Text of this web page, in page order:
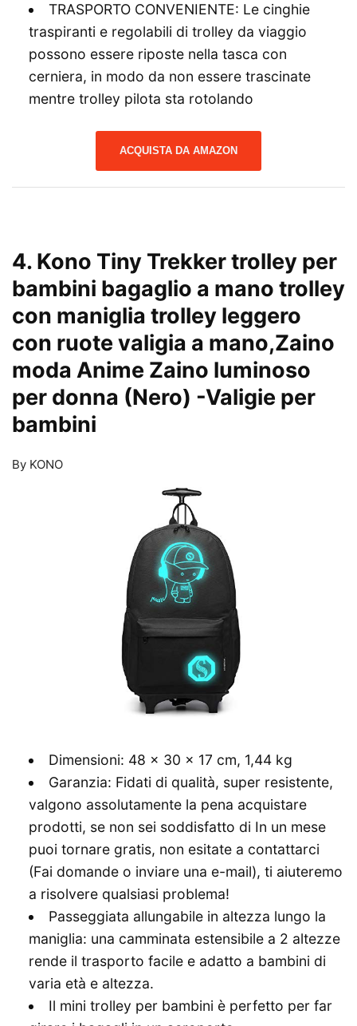
TRASPORTO CONVENIENTE: Le cinghie
traspiranti e regolabili di trolley da viaggio
possono essere riposte nella tasca con
cerniera, in modo da non essere trascinate
mentre trolley pilota sta rotolando
ACQUISTA DA AMAZON
4. Kono Tiny Trekker trolley per
bambini bagaglio a mano trolley
con maniglia trolley leggero
con ruote valigia a mano,Zaino
moda Anime Zaino luminoso
per donna (Nero) -Valigie per
bambini
By KONO
Dimensioni: 48 x 30 x 17 cm, 1,44 kg
Garanzia: Fidati di qualità, super resistente,
valgono assolutamente la pena acquistare
prodotti, se non sei soddisfatto di In un mese
puoi tornare gratis, non esitate a contattarci
(Fai domande o inviare una e-mail), ti aiuteremo
a risolvere qualsiasi problema!
Passeggiata allungabile in altezza lungo la
maniglia: una camminata estensibile a 2 altezze
rende il trasporto facile e adatto a bambini di
varia età e altezza.
Il mini trolley per bambini è perfetto per far